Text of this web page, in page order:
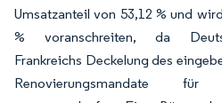
Umsatzanteil von 53,12 % und
% voranschreiten, da
Frankreichs Deckelung des
Renovierungsmandate